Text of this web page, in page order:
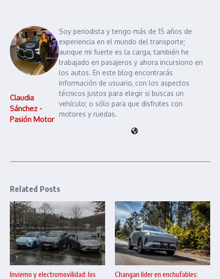
Claudia
Sánchez -
Pasión Motor
Soy periodista y tengo más de 15 años de
experiencia en el mundo del transporte;
aunque mi fuerte es la carga, también he
trabajado en pasajeros y ahora incursiono en
los autos. En este blog encontrarás
información de usuario, con los aspectos
técnicos justos para elegir si buscas un
vehículo; o sólo para que disfrutes con
motores y ruedas.
Related Posts
Invierno y electromovilidad: los
Changan líder en enchufables: